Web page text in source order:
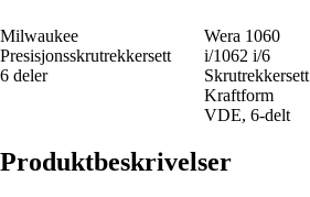
Milwaukee
Presisjonsskrutrekkersett
6 deler
Wera 1060
i/1062 i/6
Skrutrekkersett
Kraftform
VDE, 6-delt
Produktbeskrivelser